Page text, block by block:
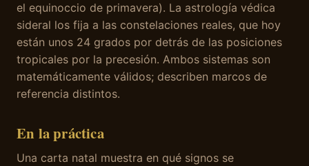
el equinoccio de primavera). La astrología védica
sideral los fija a las constelaciones reales, que hoy
están unos 24 grados por detrás de las posiciones
tropicales por la precesión. Ambos sistemas son
matemáticamente válidos; describen marcos de
referencia distintos.
En la práctica
Una carta natal muestra en qué signos se